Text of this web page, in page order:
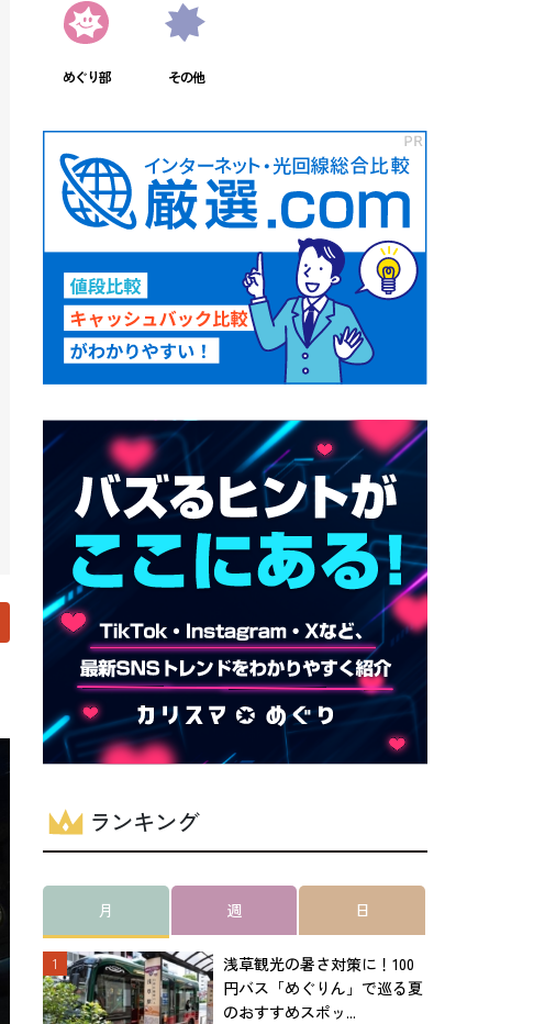
めぐり部 その他
ランキング
月 週 日
浅草観光の暑さ対策に！100
円バス「めぐりん」で巡る夏
のおすすめスポッ...